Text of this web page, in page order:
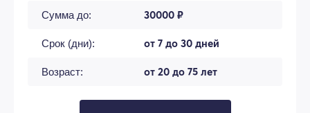
Сумма до: 30000 ₽
Срок (дни): от 7 до 30 дней
Возраст: от 20 до 75 лет